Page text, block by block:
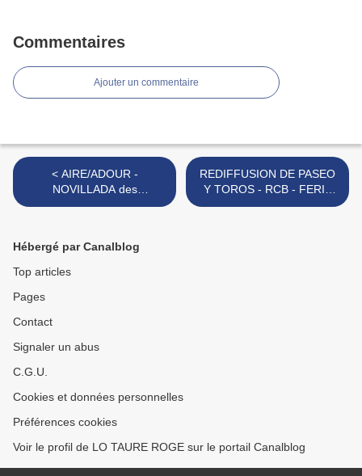
Commentaires
Ajouter un commentaire
< AIRE/ADOUR -
NOVILLADA des
ARSOUILLOS 2023
REDIFFUSION DE PASEO
Y TOROS - RCB - FERIA
DE BÉZIERS 2023 -
Hébergé par Canalblog
Top articles
Pages
Contact
Signaler un abus
C.G.U.
Cookies et données personnelles
Préférences cookies
Voir le profil de LO TAURE ROGE sur le portail Canalblog